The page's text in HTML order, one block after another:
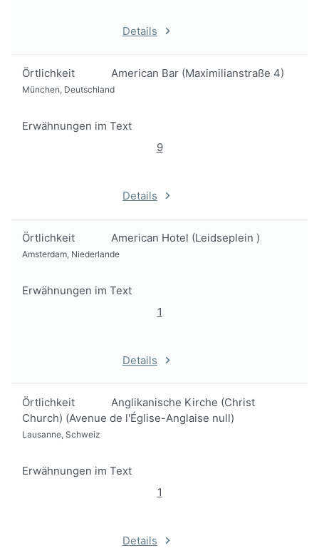
Details
Örtlichkeit American Bar (Maximilianstraße 4)
München, Deutschland
Erwähnungen im Text
9
Details
Örtlichkeit American Hotel (Leidseplein )
Amsterdam, Niederlande
Erwähnungen im Text
1
Details
Örtlichkeit
Anglikanische Kirche (Christ
Church) (Avenue de l'Église-Anglaise null)
Lausanne, Schweiz
Erwähnungen im Text
1
Details